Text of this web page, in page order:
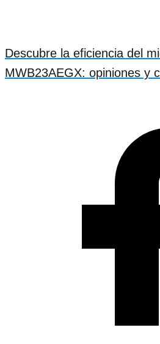
Descubre la eficiencia del
MWB23AEGX: opiniones y